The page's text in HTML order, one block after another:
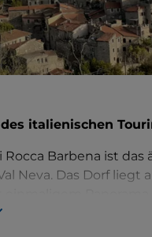
italienischen
Rocca Barbena ist das
Neva. Das Dorf liegt
Tor gelangt man in